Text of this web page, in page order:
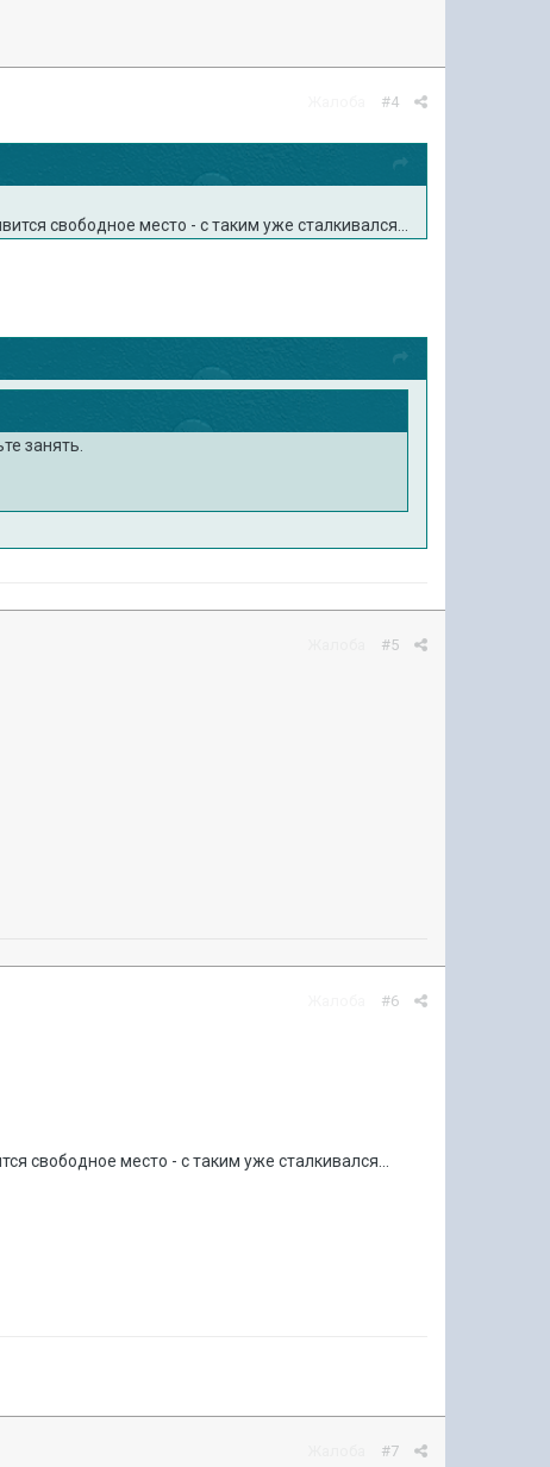
#4
свободное место - с таким уже сталкивался...
занять.
#5
#6
свободное место - с таким уже сталкивался...
#7